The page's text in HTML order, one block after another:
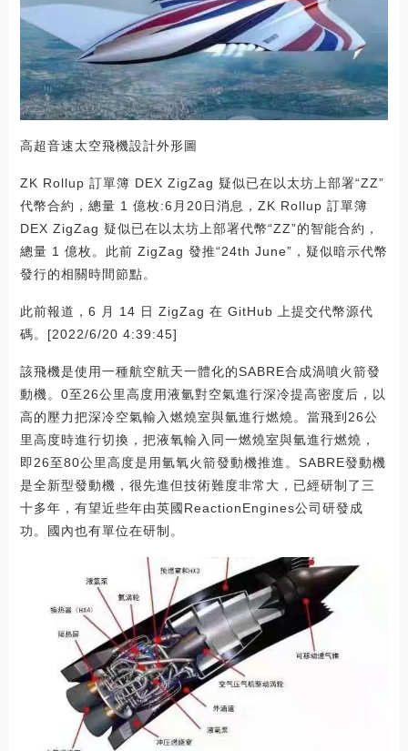
高超音速太空飛機設計外形圖
ZK Rollup 訂單簿 DEX ZigZag 疑似已在以太坊上部署“ZZ”
代幣合約，總量 1 億枚:6月20日消息，ZK Rollup 訂單簿
DEX ZigZag 疑似已在以太坊上部署代幣“ZZ”的智能合約，
總量 1 億枚。此前 ZigZag 發推“24th June”，疑似暗示代幣
發行的相關時間節點。
此前報道，6 月 14 日 ZigZag 在 GitHub 上提交代幣源代
碼。[2022/6/20 4:39:45]
該飛機是使用一種航空航天一體化的SABRE合成渦噴火箭發
動機。0至26公里高度用液氫對空氣進行深冷提高密度后，以
高的壓力把深冷空氣輸入燃燒室與氫進行燃燒。當飛到26公
里高度時進行切換，把液氧輸入同一燃燒室與氫進行燃燒，
即26至80公里高度是用氫氧火箭發動機推進。SABRE發動機
是全新型發動機，很先進但技術難度非常大，已經研制了三
十多年，有望近些年由英國ReactionEngines公司研發成
功。國內也有單位在研制。